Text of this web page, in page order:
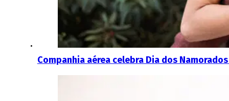
Companhia aérea celebra Dia dos